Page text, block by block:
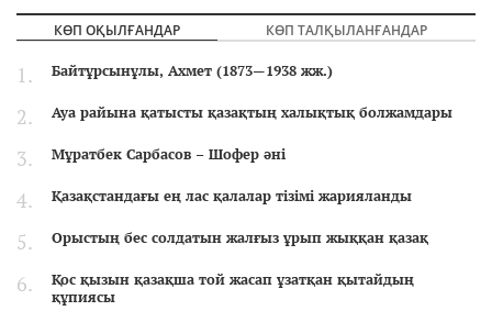
КӨП ОҚЫЛҒАНДАР КӨП ТАЛҚЫЛАНҒАНДАР
Байтұрсынұлы, Ахмет (1873—1938 жж.)
Ауа райына қатысты қазақтың халықтық болжамдары
Мұратбек Сарбасов – Шофер әні
Қазақстандағы ең лас қалалар тізімі жарияланды
Орыстың бес солдатын жалғыз ұрып жыққан қазақ
Қос қызын қазақша той жасап ұзатқан қытайдың
құпиясы